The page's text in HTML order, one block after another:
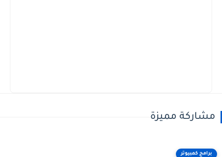
مشاركة مميزة
برامج كمبيوتر